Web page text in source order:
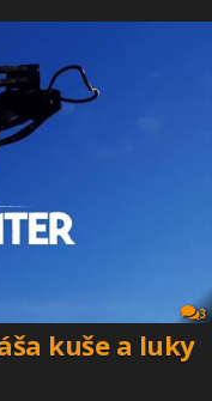
3
kuše a luky